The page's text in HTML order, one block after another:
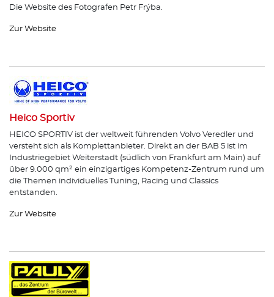
Die Website des Fotografen Petr Frýba.
Zur Website
Heico Sportiv
HEICO SPORTIV ist der weltweit führenden Volvo Veredler und
versteht sich als Komplettanbieter. Direkt an der BAB 5 ist im
Industriegebiet Weiterstadt (südlich von Frankfurt am Main) auf
über 9.000 qm² ein einzigartiges Kompetenz-Zentrum rund um
die Themen individuelles Tuning, Racing und Classics
entstanden.
Zur Website